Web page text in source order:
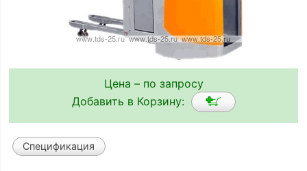
Цена – по запросу
Добавить в Корзину:
Спецификация